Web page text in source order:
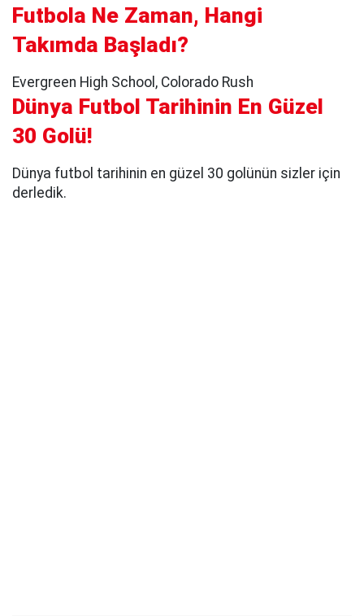
Futbola Ne Zaman, Hangi
Takımda Başladı?
Evergreen High School, Colorado Rush
Dünya Futbol Tarihinin En Güzel
30 Golü!
Dünya futbol tarihinin en güzel 30 golünün sizler için
derledik.